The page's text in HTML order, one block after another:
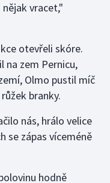
vracet,"
otevřeli skóre.
na zem Pernicu,
Olmo pustil míč
branky.
nás, hrálo velice
se zápas víceméně
hodně